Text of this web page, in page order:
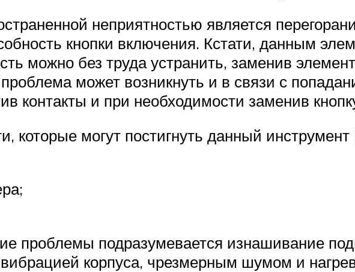
неприятностью является
кнопки включения. Кстати, данным
можно без труда устранить, заменив
может возникнуть и в связи с
контакты и при необходимости заменив
которые могут постигнуть данный
проблемы подразумевается изнашивание
корпуса, чрезмерным шумом и